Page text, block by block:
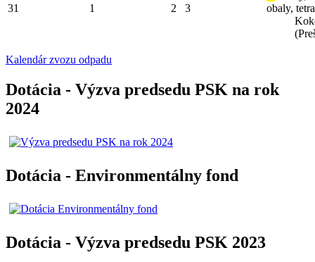
31 1 2 3
obaly,
Kalendár zvozu odpadu
Dotácia - Výzva predsedu PSK na rok
2024
Dotácia - Environmentálny fond
Dotácia - Výzva predsedu PSK 2023